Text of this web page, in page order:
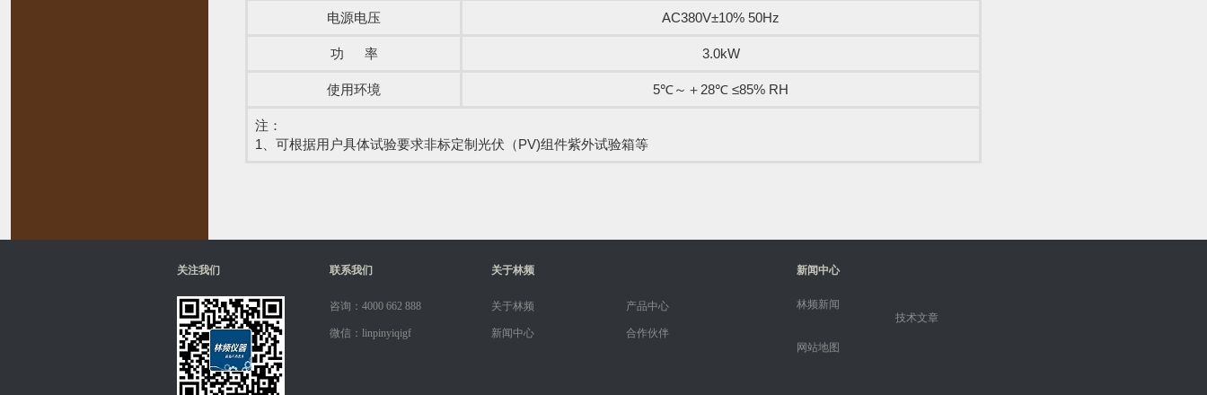
电源电压 AC380V±10% 50Hz
功 率 3.0kW
使用环境 5℃～＋28℃ ≤85% RH
注：
1、可根据用户具体试验要求非标定制光伏（PV)组件紫外试验箱等
关注我们 联系我们
咨询：4000 662 888
微信：linpinyiqigf
关于林频
关于林频 产品中心
新闻中心 合作伙伴
新闻中心
林频新闻
技术文章
网站地图